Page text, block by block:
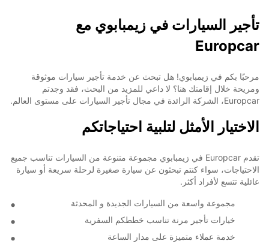
تأجير السيارات في زيمبابوي مع
Europcar
مرحبًا بكم في زيمبابوي! هل تبحث عن خدمة تأجير سيارات موثوقة
ومريحة خلال إقامتك هنا؟ لا داعي للمزيد من البحث، فقد وجدتم
Europcar، الشركة الرائدة في مجال تأجير السيارات على مستوى العالم.
الاختيار الأمثل لتلبية احتياجاتكم
تقدم Europcar في زيمبابوي مجموعة متنوعة من السيارات تناسب جميع
الاحتياجات، سواء كنتم تبحثون عن سيارة صغيرة لرحلة سريعة أو سيارة
عائلية تتسع لأفراد أكثر.
مجموعة واسعة من السيارات الجديدة و المحدثة
خيارات تأجير مرنة تناسب خططكم السفرية
خدمة عملاء متميزة على مدار الساعة